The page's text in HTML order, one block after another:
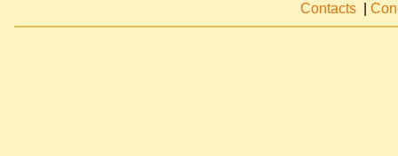
Contacts |